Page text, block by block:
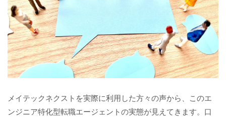
メイテックネクストを実際に利用した方々の声から、このエ
ンジニア特化型転職エージェントの実態が見えてきます。口